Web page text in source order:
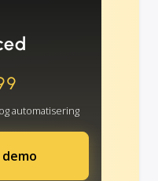
automatisering